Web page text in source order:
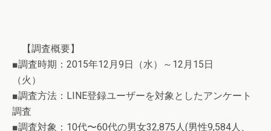
【調査概要】
■調査時期：2015年12月9日（水）～12月15日
（火）
■調査方法：LINE登録ユーザーを対象としたアンケート
調査
■調査対象：10代〜60代の男女32,875人(男性9,584人、